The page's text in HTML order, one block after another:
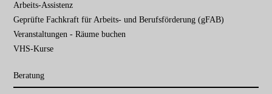
Arbeits-Assistenz
Geprüfte Fachkraft für Arbeits- und Berufsförderung (gFAB)
Veranstaltungen - Räume buchen
VHS-Kurse
Beratung